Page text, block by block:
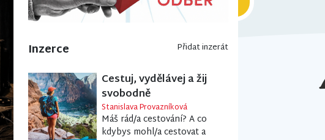
Inzerce Přidat inzerát
Cestuj, vydělávej a žij
svobodně
Stanislava Provazníková
Máš rád/a cestování? A co
kdybys mohl/a cestovat a